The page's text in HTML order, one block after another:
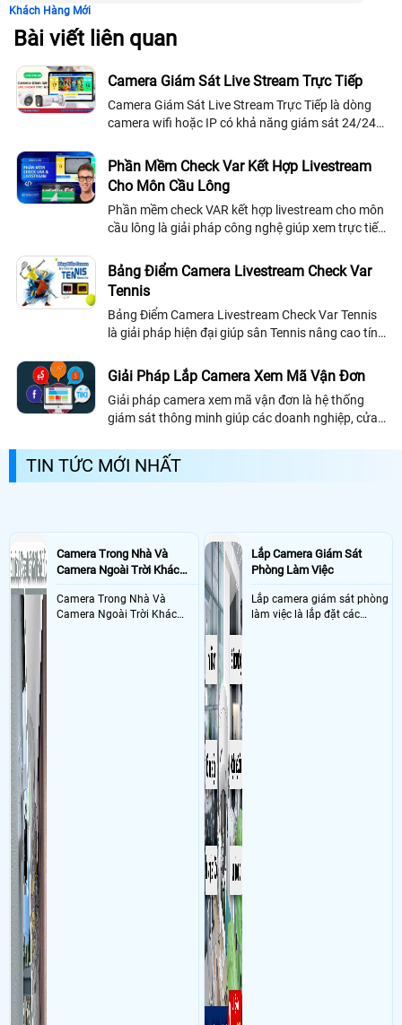
Khách Hàng Mới
Bài viết liên quan
Camera Giám Sát Live Stream Trực Tiếp
Camera Giám Sát Live Stream Trực Tiếp là dòng
camera wifi hoặc IP có khả năng giám sát 24/24h
quát toàn mặt sân thể thao
Phần Mềm Check Var Kết Hợp Livestream
Cho Môn Cầu Lông
Phần mềm check VAR kết hợp livestream cho môn
cầu lông là giải pháp công nghệ giúp xem trực tiếp,
xử lý tình huống công bằng, đồng thời livestream
trận đấu lên mạng xã hội, nâng cao trải nghiệm
người chơi và quảng bá sân cầu lông hiệu quả
Bảng Điểm Camera Livestream Check Var
Tennis
Bảng Điểm Camera Livestream Check Var Tennis
là giải pháp hiện đại giúp sân Tennis nâng cao tính
thống tích hợp camera check var...
Giải Pháp Lắp Camera Xem Mã Vận Đơn
Giải pháp camera xem mã vận đơn là hệ thống
giám sát thông minh giúp các doanh nghiệp, cửa
trình thao tác đóng gói và hình ảnh rõ nét của mã
vạch, mã QR trên các đơn hàng. Giúp dễ dàng giải
TIN TỨC MỚI NHẤT
Camera Trong Nhà Và
Camera Ngoài Trời Khác
Nhau Như Thế Nào
Camera Trong Nhà Và
Camera Ngoài Trời Khác
Lắp Camera Giám Sát
Phòng Làm Việc
Lắp camera giám sát phòng
làm việc là lắp đặt các